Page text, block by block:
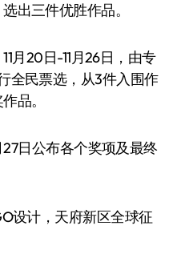
出三件优胜作品。
月20日-11月26日，由专
全民票选，从3件入围作
品。
日公布各个奖项及最终